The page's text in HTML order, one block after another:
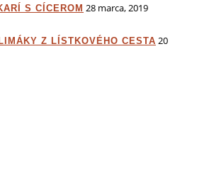
S CÍCEROM 28 marca, 2019
Z LÍSTKOVÉHO CESTA 20